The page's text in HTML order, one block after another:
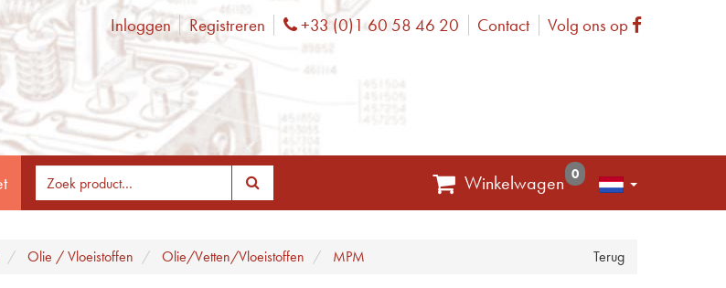
Inloggen Registreren Phone
+33 (0)1 60 58 46 20 Contact Volg ons op Facebook
Winkelwagen 0
Terug
Olie / Vloeistoffen Olie/Vetten/Vloeistoffen MPM